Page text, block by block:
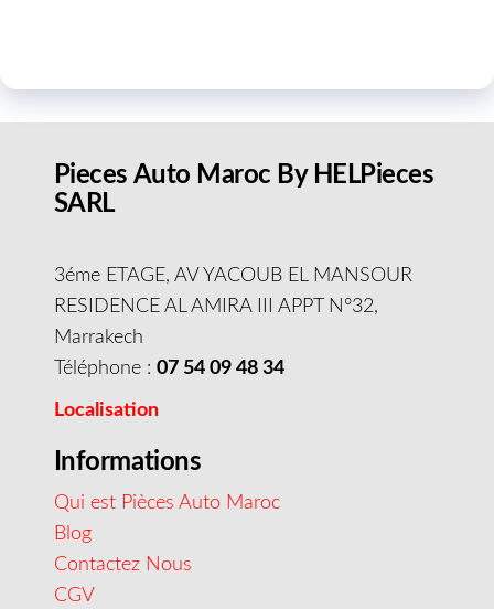
Pieces Auto Maroc By HELPieces
SARL
3éme ETAGE, AV YACOUB EL MANSOUR
RESIDENCE AL AMIRA III APPT N°32,
Marrakech
Téléphone : 07 54 09 48 34
Localisation
Informations
Qui est Pièces Auto Maroc
Blog
Contactez Nous
CGV